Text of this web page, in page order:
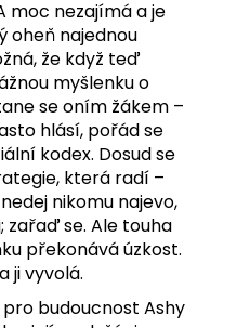
moc nezajímá a je
oheň najednou
že když teď
myšlenku o
se oním žákem –
hlásí, pořád se
kodex. Dosud se
která radí –
nikomu najevo,
zařaď se. Ale touha
překonává úzkost.
ji vyvolá.
budoucnost Ashy